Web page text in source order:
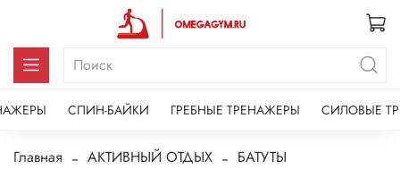
СПИН-БАЙКИ ГРЕБНЫЕ ТРЕНАЖЕРЫ СИЛОВЫЕ
Главная АКТИВНЫЙ ОТДЫХ БАТУТЫ